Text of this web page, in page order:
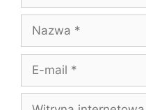
Nazwa
Witryna